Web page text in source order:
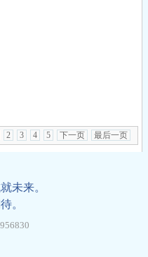
2 3 4 5 下一页 最后一页
未来。
。